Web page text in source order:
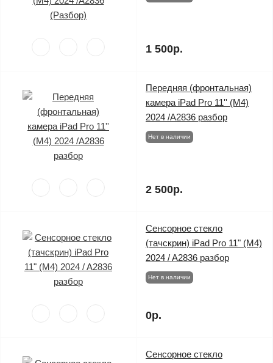
1 500р.
Передняя (фронтальная)
камера iPad Pro 11'' (M4)
2024 /A2836 разбор
Нет в наличии
2 500р.
Сенсорное стекло
(тачскрин) iPad Pro 11" (M4)
2024 / A2836 разбор
Нет в наличии
0р.
Сенсорное стекло